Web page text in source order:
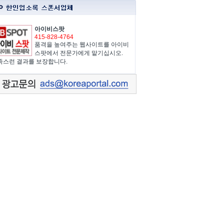
아이비스팟
415-828-4764
품격을 높여주는 웹사이트를 아이비
스팟에서 전문가에게 맡기십시오.
스런 결과를 보장합니다.